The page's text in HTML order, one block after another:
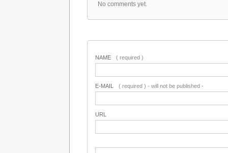
No comments yet.
NAME ( required )
E-MAIL ( required ) - will not be published -
URL